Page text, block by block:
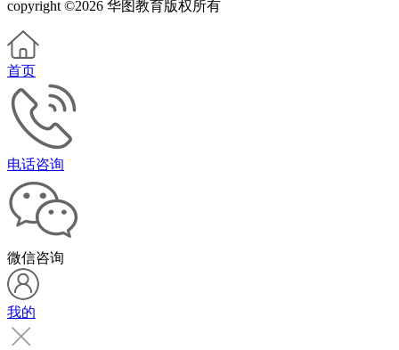
copyright ©2026 华图教育版权所有
首页
电话咨询
微信咨询
我的